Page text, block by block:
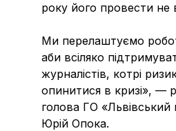
року його провести не
Ми перелаштуємо
аби всіляко
журналістів, котрі
опинитися в кризі», —
голова ГО «Львівський
Юрій Опока.